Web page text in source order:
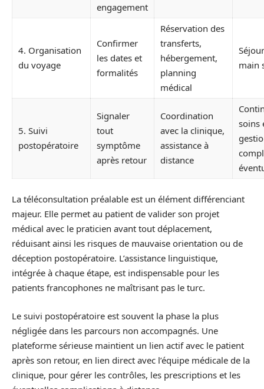
engagement
4. Organisation
du voyage
Confirmer
les dates et
formalités
Réservation des
transferts,
hébergement,
planning
médical
main
5. Suivi
postopératoire
Signaler
tout
symptôme
après retour
Coordination
avec la clinique,
assistance à
distance
soins
La téléconsultation préalable est un élément différenciant
majeur. Elle permet au patient de valider son projet
médical avec le praticien avant tout déplacement,
réduisant ainsi les risques de mauvaise orientation ou de
déception postopératoire. L’assistance linguistique,
intégrée à chaque étape, est indispensable pour les
patients francophones ne maîtrisant pas le turc.
Le suivi postopératoire est souvent la phase la plus
négligée dans les parcours non accompagnés. Une
plateforme sérieuse maintient un lien actif avec le patient
après son retour, en lien direct avec l’équipe médicale de la
clinique, pour gérer les contrôles, les prescriptions et les